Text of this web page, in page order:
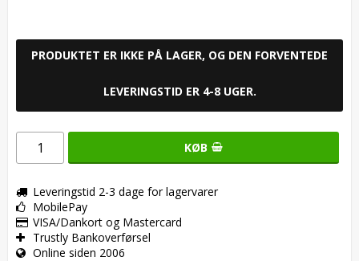
PRODUKTET ER IKKE PÅ LAGER, OG DEN FORVENTEDE
LEVERINGSTID ER 4-8 UGER.
KØB
Leveringstid 2-3 dage for lagervarer
MobilePay
VISA/Dankort og Mastercard
Trustly Bankoverførsel
Online siden 2006